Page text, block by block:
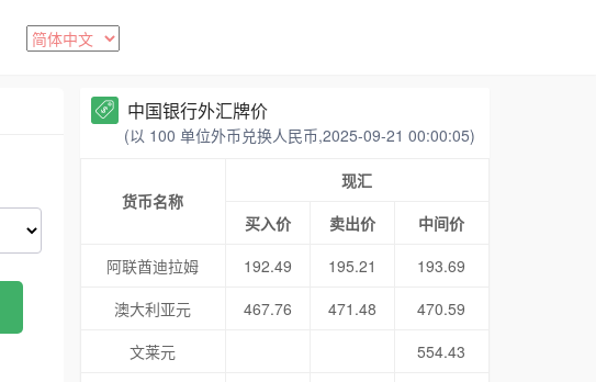
中国银行外汇牌价
(以 100 单位外币兑换人民币,2025-09-21 00:00:05)
货币名称
现汇
买入价
卖出价
中间价
阿联酋迪拉姆
192.49 195.21
193.69
澳大利亚元
467.76 471.48
470.59
文莱元
554.43